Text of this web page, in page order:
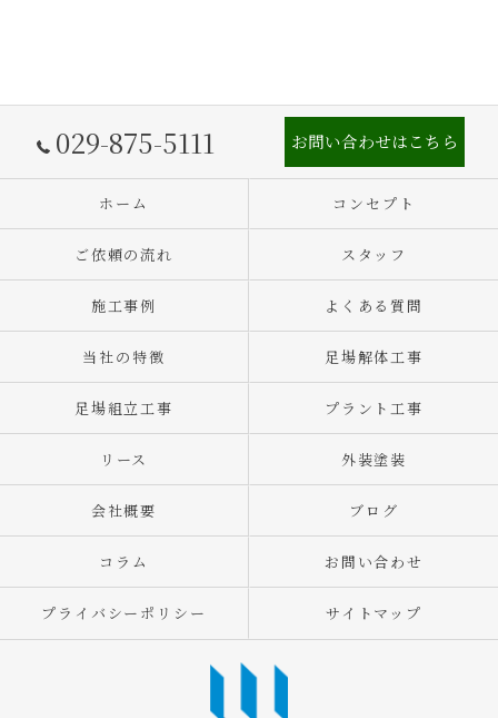
029-875-5111 お問い合わせはこちら
ホーム コンセプト
ご依頼の流れ スタッフ
施工事例 よくある質問
当社の特徴 足場解体工事
足場組立工事 プラント工事
リース 外装塗装
会社概要 ブログ
コラム お問い合わせ
プライバシーポリシー サイトマップ